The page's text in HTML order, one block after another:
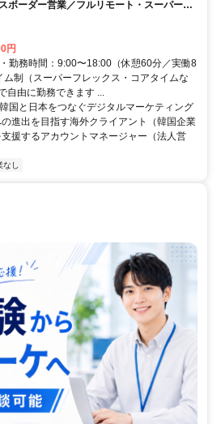
ボーダー営業／フルリモート・スーパーフ
円
勤務時間：9:00〜18:00（休憩60分／実働8
制（スーパーフレックス・コアタイムな
自由に勤務できます ...
国と日本をつなぐデジタルマーケティング
進出を目指す海外クライアント（韓国企業
援するアカウントマネージャー（法人営
し